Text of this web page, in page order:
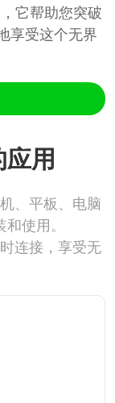
它帮助您突破
享受这个无界
用
、平板、电脑
使用。
连接，享受无